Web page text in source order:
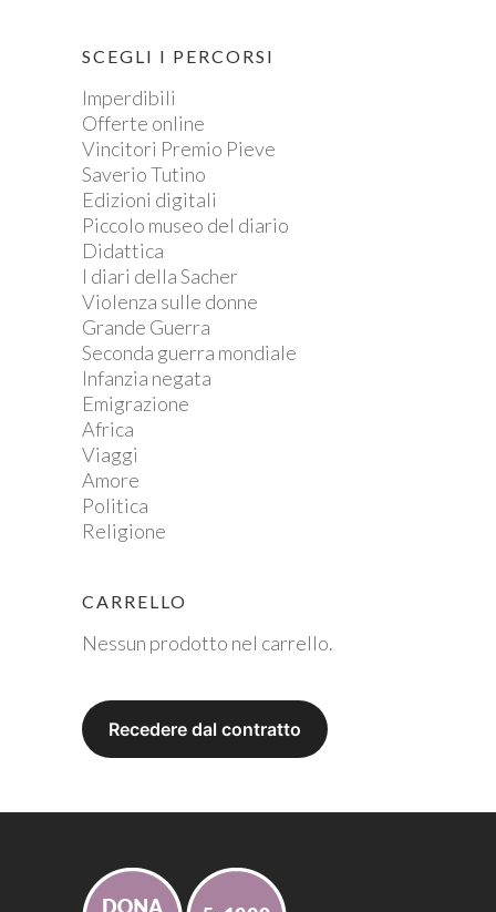
SCEGLI I PERCORSI
Imperdibili
Offerte online
Vincitori Premio Pieve
Saverio Tutino
Edizioni digitali
Piccolo museo del diario
Didattica
I diari della Sacher
Violenza sulle donne
Grande Guerra
Seconda guerra mondiale
Infanzia negata
Emigrazione
Africa
Viaggi
Amore
Politica
Religione
CARRELLO
Nessun prodotto nel carrello.